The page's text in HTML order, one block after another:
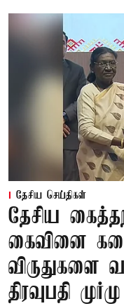
தேசிய செய்திகள்
தேசிய
கைவினை
விருதுகளை
திரவுபதி முர்மு